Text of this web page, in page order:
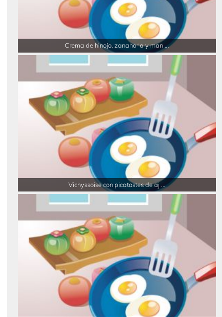
Crema de hinojo, zanahoria y man ...
Vichyssoise con picatostes de aj ...
Crema de calabaza con buñuelos ...